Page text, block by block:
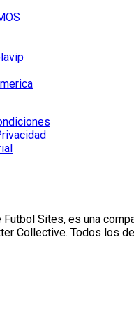
Futbol Sites, es una
Collective. Todos los